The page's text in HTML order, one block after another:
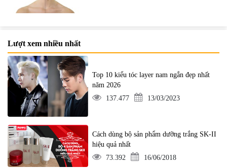
Lượt xem nhiều nhất
Top 10 kiểu tóc layer nam ngắn đẹp nhất
năm 2026
137.477
13/03/2023
Cách dùng bộ sản phẩm dưỡng trắng SK-II
hiệu quả nhất
73.392
16/06/2018